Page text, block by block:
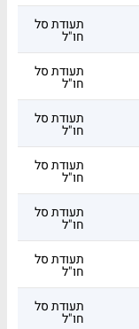
תעודת סל
חו"ל
תעודת סל
חו"ל
תעודת סל
חו"ל
תעודת סל
חו"ל
תעודת סל
חו"ל
תעודת סל
חו"ל
תעודת סל
חו"ל